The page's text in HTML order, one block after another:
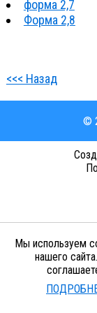
форма 2,7
Форма 2,8
<<< Назад
©
Мы используем
нашего